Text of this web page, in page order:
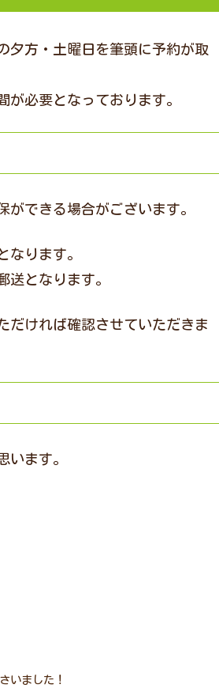
夕方・土曜日を筆頭に予約が取
必要となっております。
できる場合がございます。
なります。
となります。
だければ確認させていただきま
います。
いました！